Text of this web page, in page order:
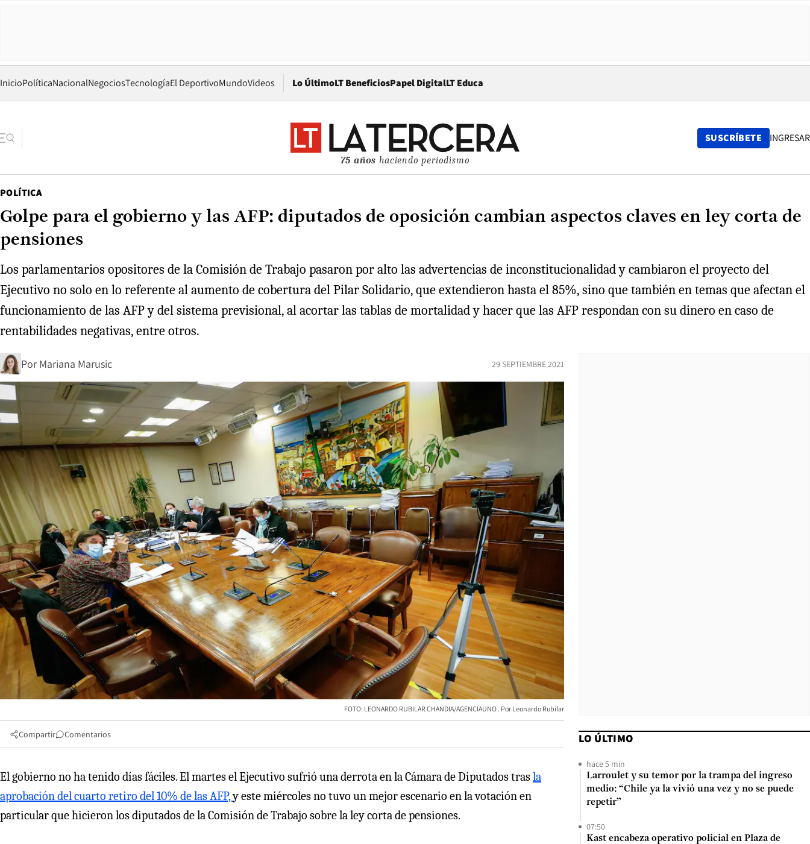
InicioPolíticaNacionalNegociosTecnologíaEl DeportivoMundoVideos Lo ÚltimoLT BeneficiosPapel DigitalOpens in new window
LT Educa
75 años haciendo periodismo
SUSCRÍBETE INGRESAR
POLÍTICA
Golpe para el gobierno y las AFP: diputados de oposición cambian aspectos claves en ley corta de
pensiones
Los parlamentarios opositores de la Comisión de Trabajo pasaron por alto las advertencias de inconstitucionalidad y cambiaron el proyecto del
Ejecutivo no solo en lo referente al aumento de cobertura del Pilar Solidario, que extendieron hasta el 85%, sino que también en temas que afectan el
funcionamiento de las AFP y del sistema previsional, al acortar las tablas de mortalidad y hacer que las AFP respondan con su dinero en caso de
rentabilidades negativas, entre otros.
Por Mariana Marusic 29 SEPTIEMBRE 2021
FOTO: LEONARDO RUBILAR CHANDIA/AGENCIAUNO Leonardo Rubilar
Compartir Comentarios
El gobierno no ha tenido días fáciles. El martes el Ejecutivo sufrió una derrota en la Cámara de Diputados trasla
aprobación del cuarto retiro del 10% de las AFP,y este miércoles no tuvo un mejor escenario en la votación en
particular que hicieron los diputados de la Comisión de Trabajo sobre la ley corta de pensiones.
LO ÚLTIMO
hace 5 min
Larroulet y su temor por la trampa del ingreso
medio: “Chile ya la vivió una vez y no se puede
repetir”
07:50
Kast encabeza operativo policial en Plaza de